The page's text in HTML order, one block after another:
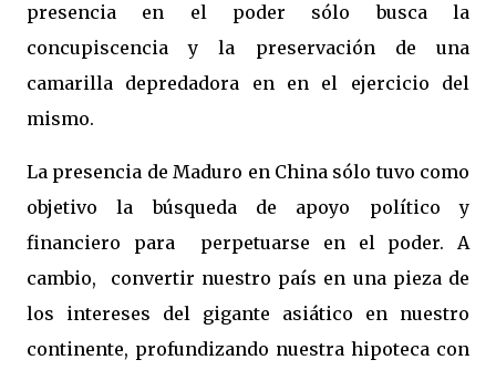
presencia en el poder sólo busca la
concupiscencia y la preservación de una
camarilla depredadora en en el ejercicio del
mismo.
La presencia de Maduro en China sólo tuvo como
objetivo la búsqueda de apoyo político y
financiero para perpetuarse en el poder. A
cambio, convertir nuestro país en una pieza de
los intereses del gigante asiático en nuestro
continente, profundizando nuestra hipoteca con